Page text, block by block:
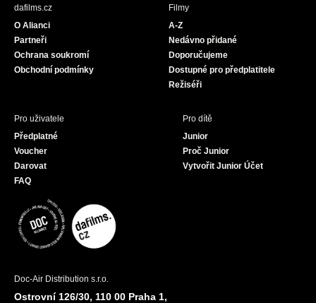
dafilms.cz
O Alianci
Partneři
Ochrana soukromí
Obchodní podmínky
Filmy
A-Z
Nedávno přidané
Doporučujeme
Dostupné pro předplatitele
Režiséři
Pro uživatele
Předplatné
Voucher
Darovat
FAQ
Pro dítě
Junior
Proč Junior
Vytvořit Junior Účet
Doc-Air Distribution s.r.o.
Ostrovní 126/30, 110 00 Praha 1,